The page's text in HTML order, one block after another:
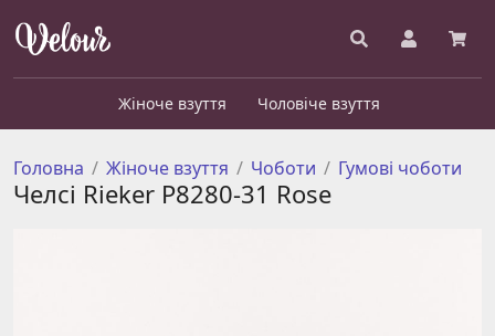
Жіноче взуття Чоловіче взуття
Головна Жіноче взуття Чоботи Гумові чоботи
Челсі Rieker Р8280-31 Rose